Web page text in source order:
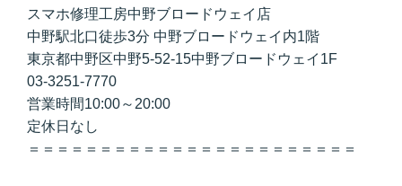
スマホ修理工房中野ブロードウェイ店
中野駅北口徒歩3分 中野ブロードウェイ内1階
東京都中野区中野5-52-15中野ブロードウェイ1F
03-3251-7770
営業時間10:00～20:00
定休日なし
＝＝＝＝＝＝＝＝＝＝＝＝＝＝＝＝＝＝＝＝＝＝＝